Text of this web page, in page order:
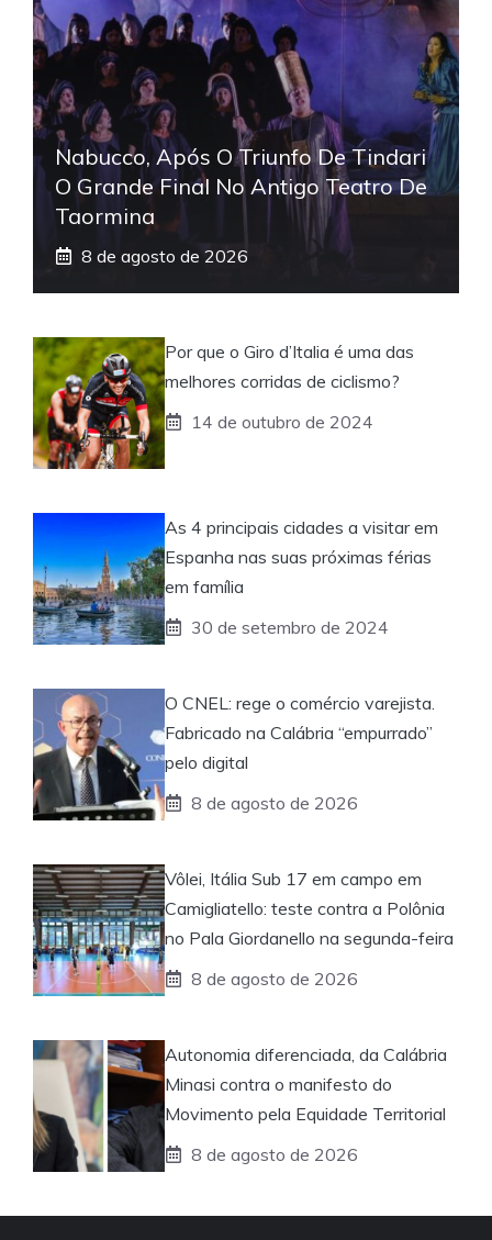
Nabucco, Após O Triunfo De Tindari
O Grande Final No Antigo Teatro De
Taormina
8 de agosto de 2026
Por que o Giro d’Italia é uma das
melhores corridas de ciclismo?
14 de outubro de 2024
As 4 principais cidades a visitar em
Espanha nas suas próximas férias
em família
30 de setembro de 2024
O CNEL: rege o comércio varejista.
Fabricado na Calábria “empurrado”
pelo digital
8 de agosto de 2026
Vôlei, Itália Sub 17 em campo em
Camigliatello: teste contra a Polônia
no Pala Giordanello na segunda-feira
8 de agosto de 2026
Autonomia diferenciada, da Calábria
Minasi contra o manifesto do
Movimento pela Equidade Territorial
8 de agosto de 2026